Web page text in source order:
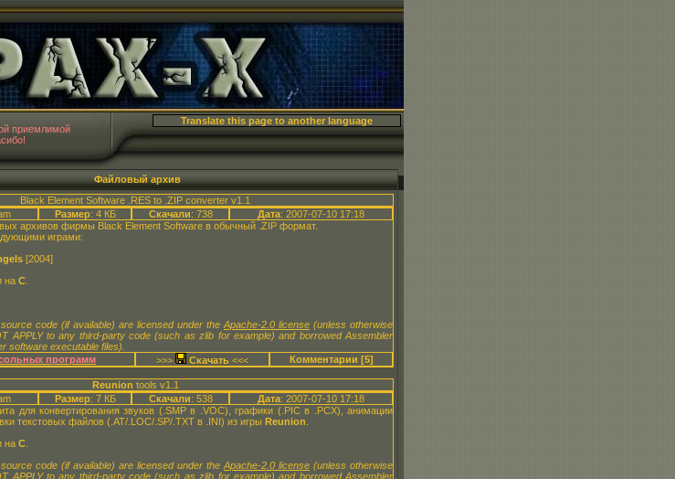
X
приемлимой
Файловый архив
Black Element Software .RES to .ZIP converter v1.1
Размер: 4 КБ Скачали: 738 Дата: 2007-07-10 17:18
архивов фирмы Black Element Software в обычный .ZIP формат.
играми:
[2004]
на C.
code (if available) are licensed under the Apache-2.0 license(unless otherwise
APPLY to any third-party code (such as zlib for example) and borrowed Assembler
software executable files).
программ
>>> <<< Комментарии [5]
Reunion tools v1.1
Размер: 7 КБ Скачали: 538 Дата: 2007-07-10 17:18
для конвертирования звуков (.SMP в .VOC), графики (.PIC в .PCX), анимации
текстовых файлов (.AT/.LOC/.SP/.TXT в .INI) из игры Reunion
на C.
code (if available) are licensed under the Apache-2.0 license(unless otherwise
APPLY to any third-party code (such as zlib for example) and borrowed Assembler